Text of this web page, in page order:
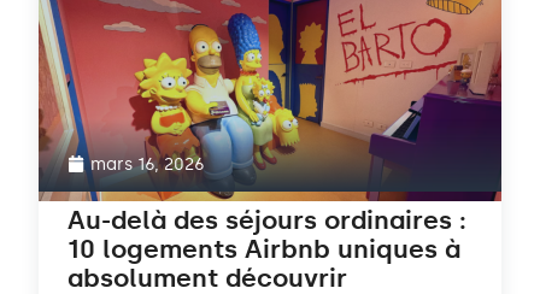
mars 16, 2026
Au-delà des séjours ordinaires :
10 logements Airbnb uniques à
absolument découvrir